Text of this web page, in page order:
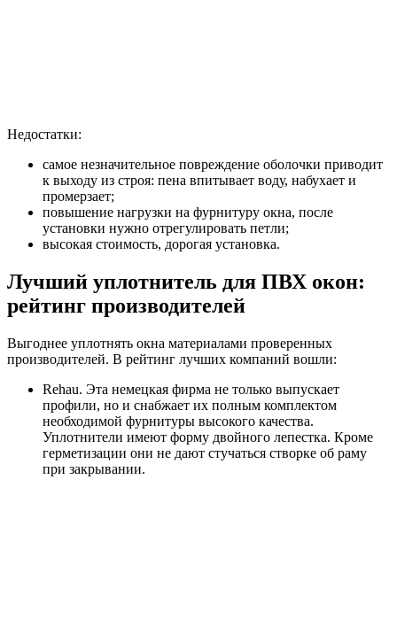
Недостатки:
самое незначительное повреждение оболочки приводит
к выходу из строя: пена впитывает воду, набухает и
промерзает;
повышение нагрузки на фурнитуру окна, после
установки нужно отрегулировать петли;
высокая стоимость, дорогая установка.
Лучший уплотнитель для ПВХ окон:
рейтинг производителей
Выгоднее уплотнять окна материалами проверенных
производителей. В рейтинг лучших компаний вошли:
Rehau. Эта немецкая фирма не только выпускает
профили, но и снабжает их полным комплектом
необходимой фурнитуры высокого качества.
Уплотнители имеют форму двойного лепестка. Кроме
герметизации они не дают стучаться створке об раму
при закрывании.